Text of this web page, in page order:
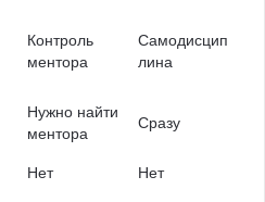
Контроль
ментора
Самодисцип
лина
Нужно найти
ментора
Сразу
Нет Нет